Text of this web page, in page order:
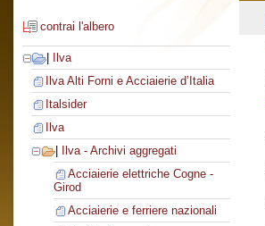
contrai l'albero
Ilva
Ilva Alti Forni e Acciaierie d’Italia
Italsider
Ilva
Ilva - Archivi aggregati
Acciaierie elettriche Cogne -
Girod
Acciaierie e ferriere nazionali